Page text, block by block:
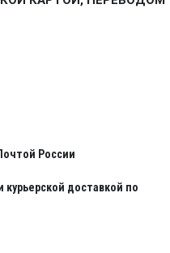
России
доставкой по